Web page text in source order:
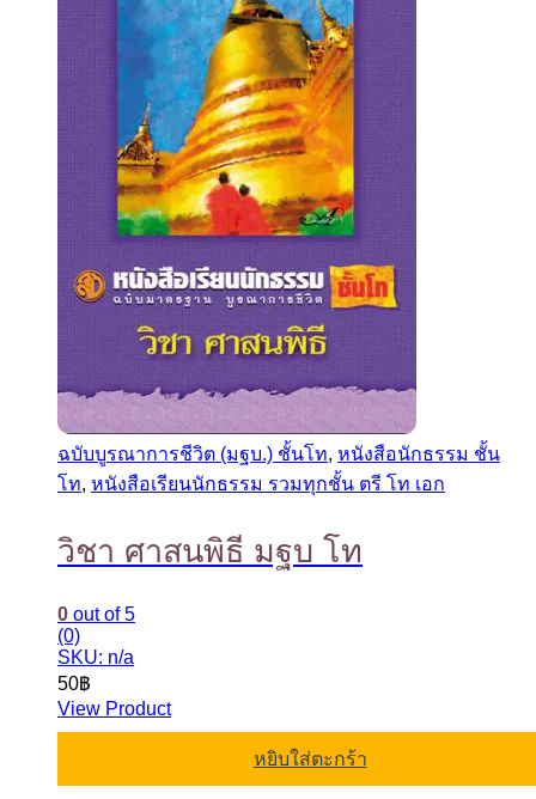
ฉบับบูรณาการชีวิต (มฐบ.) ชั้นโท, หนังสือนักธรรม ชั้น
โท, หนังสือเรียนนักธรรม รวมทุกชั้น ตรี โท เอก
วิชา ศาสนพิธี มฐบ โท
0 out of 5
(0)
SKU: n/a
50฿
View Product
หยิบใส่ตะกร้า